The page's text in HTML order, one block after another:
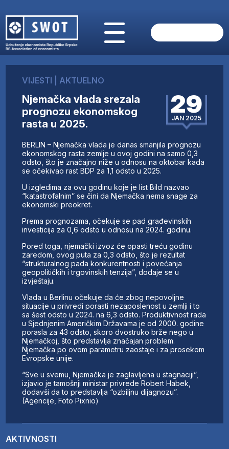
O NAMA
AKTUELNO
ANALIZE
KOMPANIJE
FINANSIJE
IZ STRANIH MEDIJA
AKTIVNOSTI
UČLANI SE
KONTAKT
AKTIVNOSTI
VIJESTI AKTUELNO
Njemačka vlada srezala
prognozu ekonomskog
rasta u 2025.
29
JAN 2025
BERLIN – Njemačka vlada je danas smanjila prognozu
ekonomskog rasta zemlje u ovoj godini na samo 0,3
odsto, što je značajno niže u odnosu na oktobar kada
se očekivao rast BDP za 1,1 odsto u 2025.
U izgledima za ovu godinu koje je list Bild nazvao
“katastrofalnim” se čini da Njemačka nema snage za
ekonomski preokret.
Prema prognozama, očekuje se pad građevinskih
investicija za 0,6 odsto u odnosu na 2024. godinu.
Pored toga, njemački izvoz će opasti treću godinu
zaredom, ovog puta za 0,3 odsto, što je rezultat
“strukturalnog pada konkurentnosti i povećanja
geopolitičkih i trgovinskih tenzija”, dodaje se u
izvještaju.
Vlada u Berlinu očekuje da će zbog nepovoljne
situacije u privredi porasti nezaposlenost u zemlji i to
sa šest odsto u 2024. na 6,3 odsto. Produktivnost rada
u Sjednjenim Američkim Državama je od 2000. godine
porasla za 43 odsto, skoro dvostruko brže nego u
Njemačkoj, što predstavlja značajan problem.
Njemačka po ovom parametru zaostaje i za prosekom
Evropske unije.
“Sve u svemu, Njemačka je zaglavljena u stagnaciji”,
izjavio je tamošnji ministar privrede Robert Habek,
dodavši da to predstavlja “ozbiljnu dijagnozu”.
(Agencije, Foto Pixnio)